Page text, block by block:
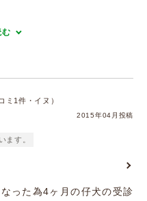
む
ミ1件・イヌ）
2015年04月投稿
ます。
った為4ヶ月の仔犬の受診